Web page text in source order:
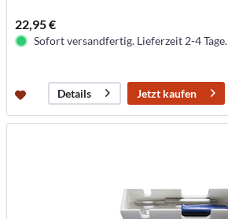
22,95 €
Sofort versandfertig. Lieferzeit 2-4 Tage.
Details Jetzt kaufen